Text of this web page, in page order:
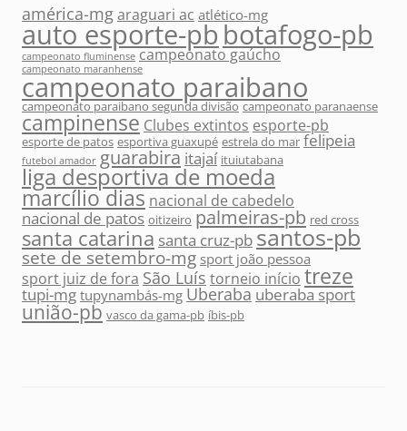
américa-mgaraguari ac atlético-mg
auto esporte-pbbotafogo-pb
campeonato fluminense campeonato gaúcho
campeonato maranhense
campeonato paraibano
campeonato paraibano segunda divisão campeonato paranaense
campinense Clubes extintos esporte-pb
esporte de patos esportiva guaxupé estrela do mar felipeia
futebol amador guarabira itajaí ituiutabana
liga desportiva de moeda
marcílio dias nacional de cabedelo
nacional de patos oitizeiro palmeiras-pb red cross
santa catarina santa cruz-pbsantos-pb
sete de setembro-mg sport joão pessoa
sport juiz de fora São Luís torneio início treze
tupi-mg tupynambás-mg Uberaba uberaba sport
união-pb vasco da gama-pb íbis-pb